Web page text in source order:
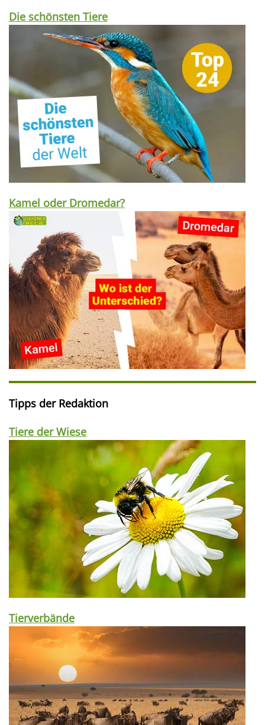
Die schönsten Tiere
Kamel oder Dromedar?
Tipps der Redaktion
Tiere der Wiese
Tierverbände